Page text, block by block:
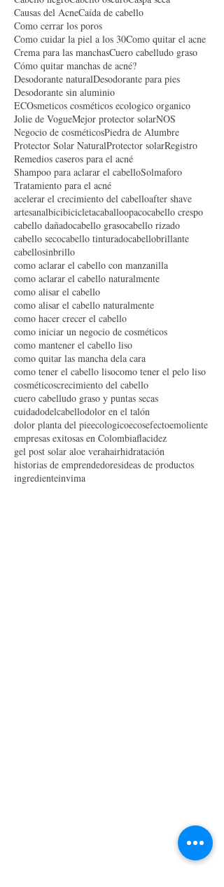
Aclarar el cabello naturalmenteAcné Vulgar
Bloqueador SolarCabello RubioCabello claro
Cabello negroCabello oscuro
Causas del AcneCaída de cabello
Como cerrar los poros
Como cuidar la piel a los 30Como quitar el acne
Crema para las manchasCuero cabelludo graso
Cómo quitar manchas de acné?
Desodorante naturalDesodorante para pies
Desodorante sin aluminio
ECOsmeticos cosméticos ecologico organico
Jolie de VogueMejor protector solarNOS
Negocio de cosméticos Piedra de Alumbre
Protector Solar NaturalProtector solarRegistro
Remedios caseros para el acné
Shampoo para aclarar el cabelloSolmaforo
Tratamiento para el acné
acelerar el crecimiento del cabelloafter shave
artesanalbicibicicletacaballoopacocabello crespo
cabello dañadocabello graso
cabello secocabello tinturadocabellobrillante
cabellosinbrillo
como aclarar el cabello con manzanilla
como aclarar el cabello naturalmente
como alisar el cabello
como alisar el cabello naturalmente
como hacer crecer el cabello
como iniciar un negocio de cosméticos
como mantener el cabello liso
como quitar las mancha dela cara
como tener el cabello lisocomo tener el pelo liso
cosméticoscrecimiento del cabello
cuero cabelludo graso y puntas secas
cuidadodelcabello dolor en el talón
dolor planta del pieecologicoecosefecto
empresas exitosas en Colombiaflacidez
gel post solar aloe vera